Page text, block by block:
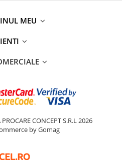
MEU
CONCEPT S.R.L 2026
by Gomag